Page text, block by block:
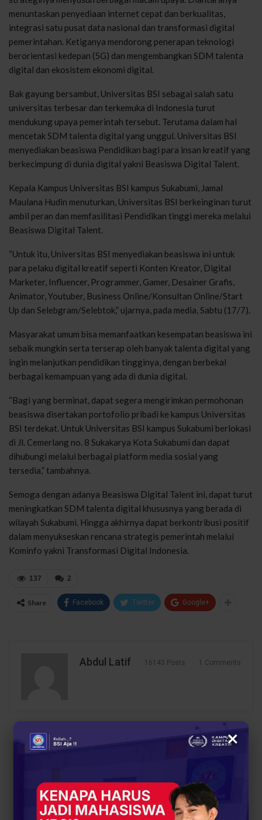
menuntaskan penyediaan internet cepat dan berkualitas,
integrasi satu pusat data nasional dan transformasi digital
pemerintahan. Ketiganya mendorong penerapan teknologi
berorientasi kedepan (5G) dan mengembangkan SDM talenta
digital dan ekosistem ekonomi digital.
Bak gayung bersambut, Universitas BSI sebagai salah satu
universitas terbesar dan terkemuka di Indonesia turut
mendukung upaya pemerintah tersebut. Terutama dalam hal
mencetak SDM talenta digital yang unggul. Universitas BSI
menyediakan beasiswa Pendidikan bagi para insan kreatif yang
berkecimpung di dunia digital yakni Beasiswa Digital Talent.
Kepala Kampus Universitas BSI kampus Sukabumi, Jamal
Maulana Hudin menuturkan, Universitas BSI berkeinginan turut
ambil peran dan memfasilitasi Pendidikan tinggi mereka melalui
Beasiswa Digital Talent.
“Untuk itu, Universitas BSI menyediakan beasiswa ini untuk
para pelaku digital kreatif seperti Konten Kreator, Digital
Marketer, Influencer, Programmer, Gamer, Desainer Grafis,
Animator, Youtuber, Business Online/Konsultan Online/Start
Up dan Selebgram/Selebtok,” ujarnya, pada media, Sabtu (17/7).
Masyarakat umum bisa memanfaatkan kesempatan beasiswa ini
sebaik mungkin serta terserap oleh banyak talenta digital yang
ingin melanjutkan pendidikan tingginya, dengan berbekal
berbagai kemampuan yang ada di dunia digital.
“Bagi yang berminat, dapat segera mengirimkan permohonan
beasiswa disertakan portofolio pribadi ke kampus Universitas
BSI terdekat. Untuk Universitas BSI kampus Sukabumi berlokasi
di Jl. Cemerlang no. 8 Sukakarya Kota Sukabumi dan dapat
dihubungi melalui berbagai platform media sosial yang
tersedia,” tambahnya.
Semoga dengan adanya Beasiswa Digital Talent ini, dapat turut
meningkatkan SDM talenta digital khususnya yang berada di
wilayah Sukabumi. Hingga akhirnya dapat berkontribusi positif
dalam menyukseskan rencana strategis pemerintah melalui
Kominfo yakni Transformasi Digital Indonesia.
2
137
Share Facebook Twitter Google+
Abdul Latif 16143 Posts 1 Comments
PREV POST
Selamat Mahasiswa
Kesempatan Magang di
ATR/BPN
NEXT POST×